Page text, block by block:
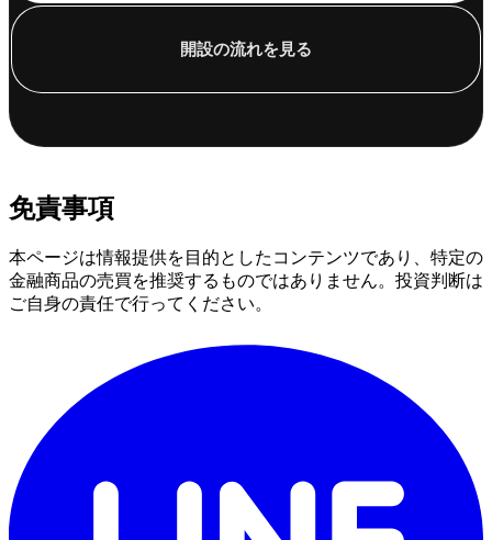
開設の流れを見る
免責事項
本ページは情報提供を目的としたコンテンツであり、特定の
金融商品の売買を推奨するものではありません。投資判断は
ご自身の責任で行ってください。